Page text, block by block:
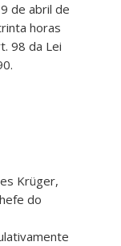
de abril de
horas
98 da Lei
Krüger,
do